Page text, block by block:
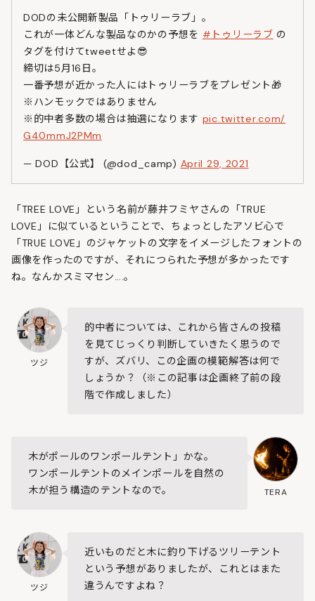
DODの未公開新製品「トゥリーラブ」。
これが一体どんな製品なのかの予想を #トゥリーラブ の
タグを付けてtweetせよ😎
締切は5月16日。
一番予想が近かった人にはトゥリーラブをプレゼント🎁
※ハンモックではありません
※的中者多数の場合は抽選になります pic.twitter.com/
G40mmJ2PMm
— DOD【公式】 (@dod_camp) April 29, 2021
「TREE LOVE」という名前が藤井フミヤさんの「TRUE
LOVE」に似ているということで、ちょっとしたアソビ心で
「TRUE LOVE」のジャケットの文字をイメージしたフォントの
画像を作ったのですが、それにつられた予想が多かったです
ね。なんかスミマセン….。
ツジ
的中者については、これから皆さんの投稿
を見てじっくり判断していきたく思うので
すが、ズバリ、この企画の模範解答は何で
しょうか？（※この記事は企画終了前の段
階で作成しました）
TERA
木がポールのワンポールテント」かな。
ワンポールテントのメインポールを自然の
木が担う構造のテントなので。
ツジ
近いものだと木に釣り下げるツリーテント
という予想がありましたが、これとはまた
違うんですよね？